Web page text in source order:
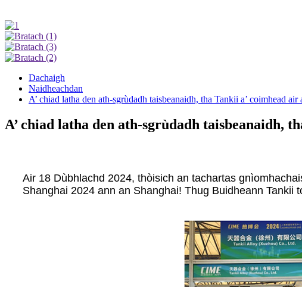
Dachaigh
Naidheachdan
A’ chiad latha den ath-sgrùdadh taisbeanaidh, tha Tankii a’ coimhead
A’ chiad latha den ath-sgrùdadh taisbeanaidh,
Air 18 Dùbhlachd 2024, thòisich an tachartas
Shanghai 2024 ann an Shanghai! Thug Buidheann Tankii